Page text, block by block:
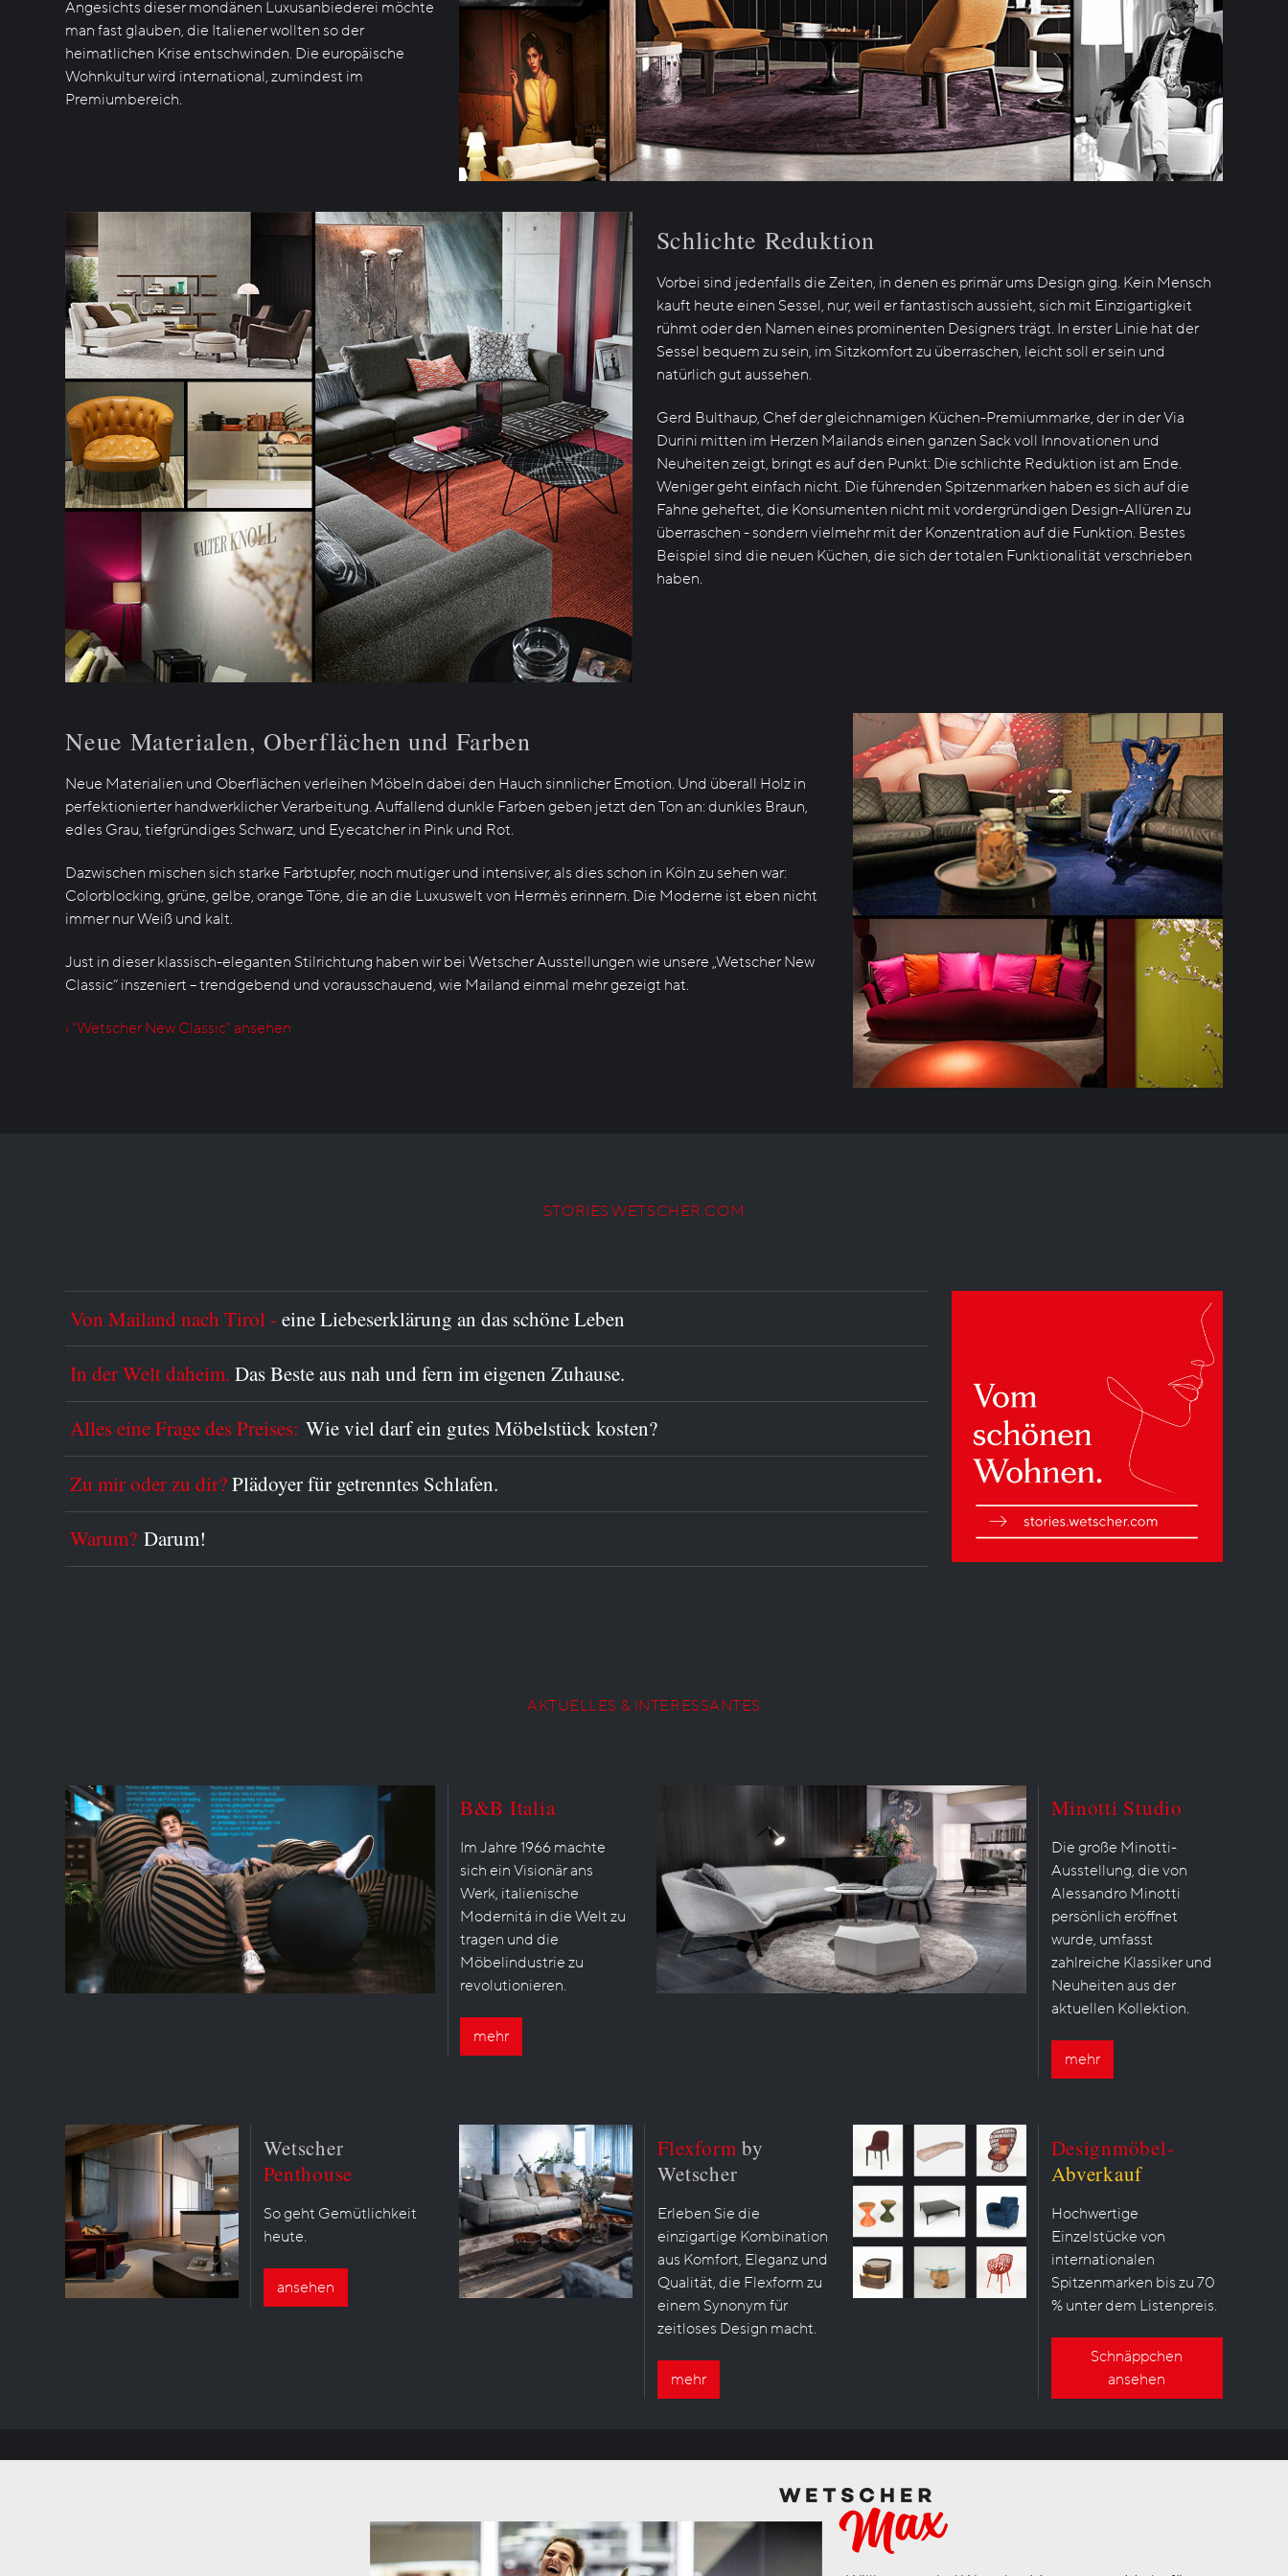
Angesichts dieser mondänen Luxusanbiederei möchte
man fast glauben, die Italiener wollten so der
heimatlichen Krise entschwinden. Die europäische
Wohnkultur wird international, zumindest im
Premiumbereich.
Schlichte Reduktion
Vorbei sind jedenfalls die Zeiten, in denen es primär ums Design ging. Kein Mensch
kauft heute einen Sessel, nur, weil er fantastisch aussieht, sich mit Einzigartigkeit
rühmt oder den Namen eines prominenten Designers trägt. In erster Linie hat der
Sessel bequem zu sein, im Sitzkomfort zu überraschen, leicht soll er sein und
natürlich gut aussehen.
Gerd Bulthaup, Chef der gleichnamigen Küchen-Premiummarke, der in der Via
Durini mitten im Herzen Mailands einen ganzen Sack voll Innovationen und
Neuheiten zeigt, bringt es auf den Punkt: Die schlichte Reduktion ist am Ende.
Weniger geht einfach nicht. Die führenden Spitzenmarken haben es sich auf die
Fahne geheftet, die Konsumenten nicht mit vordergründigen Design-Allüren zu
überraschen - sondern vielmehr mit der Konzentration auf die Funktion. Bestes
Beispiel sind die neuen Küchen, die sich der totalen Funktionalität verschrieben
haben.
Neue Materialen, Oberflächen und Farben
Neue Materialien und Oberflächen verleihen Möbeln dabei den Hauch sinnlicher Emotion. Und überall Holz in
perfektionierter handwerklicher Verarbeitung. Auffallend dunkle Farben geben jetzt den Ton an: dunkles Braun,
edles Grau, tiefgründiges Schwarz, und Eyecatcher in Pink und Rot.
Dazwischen mischen sich starke Farbtupfer, noch mutiger und intensiver, als dies schon in Köln zu sehen war:
Colorblocking, grüne, gelbe, orange Töne, die an die Luxuswelt von Hermès erinnern. Die Moderne ist eben nicht
immer nur Weiß und kalt.
Just in dieser klassisch-eleganten Stilrichtung haben wir bei Wetscher Ausstellungen wie unsere „Wetscher New
Classic“ inszeniert – trendgebend und vorausschauend, wie Mailand einmal mehr gezeigt hat.
› "Wetscher New Classic" ansehen
STORIES.WETSCHER.COM
Von Mailand nach Tirol -eine Liebeserklärung an das schöne Leben
In der Welt daheim.Das Beste aus nah und fern im eigenen Zuhause.
Alles eine Frage des Preises:Wie viel darf ein gutes Möbelstück kosten?
Zu mir oder zu dir?Plädoyer für getrenntes Schlafen.
Warum?Darum!
AKTUELLES & INTERESSANTES
B&B Italia
Im Jahre 1966 machte
sich ein Visionär ans
Werk, italienische
Modernitá in die Welt zu
tragen und die
Möbelindustrie zu
revolutionieren.
mehr
Minotti Studio
Die große Minotti-
Ausstellung, die von
Alessandro Minotti
persönlich eröffnet
wurde, umfasst
zahlreiche Klassiker und
Neuheiten aus der
aktuellen Kollektion.
mehr
Wetscher
Penthouse
So geht Gemütlichkeit
heute.
ansehen
Flexform by
Wetscher
Erleben Sie die
einzigartige Kombination
aus Komfort, Eleganz und
Qualität, die Flexform zu
einem Synonym für
zeitloses Design macht.
mehr
Designmöbel-
Abverkauf
Hochwertige
Einzelstücke von
internationalen
Spitzenmarken bis zu 70
% unter dem Listenpreis.
Schnäppchen
ansehen